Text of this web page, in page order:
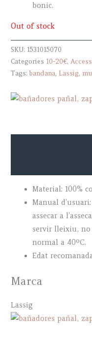
bonic.
Out of stock
SKU: 1531015070
Categories 10-20€,
Tags:bandana, Lassig,
Material: 100%
Manual
assecar a
servir lleixiu, no
normal a 40ºC.
Edat
Marca
Lassig